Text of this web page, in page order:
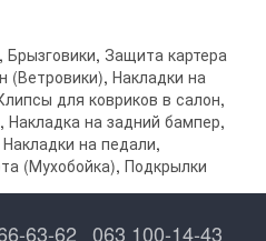
, Брызговики, Защита картера
(Ветровики), Накладки на
для ковриков в салон,
, Накладка на задний бампер,
Накладки на педали,
(Мухобойка), Подкрылки
63-62 063 100-14-43